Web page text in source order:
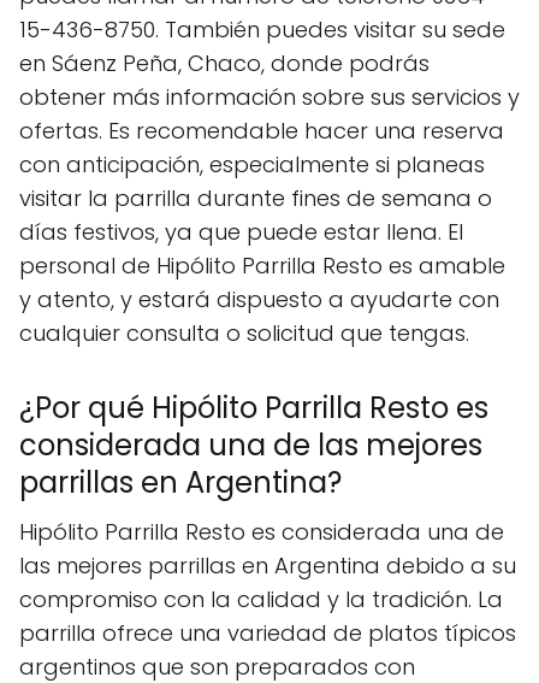
15-436-8750. También puedes visitar su sede
en Sáenz Peña, Chaco, donde podrás
obtener más información sobre sus servicios y
ofertas. Es recomendable hacer una reserva
con anticipación, especialmente si planeas
visitar la parrilla durante fines de semana o
días festivos, ya que puede estar llena. El
personal de Hipólito Parrilla Resto es amable
y atento, y estará dispuesto a ayudarte con
cualquier consulta o solicitud que tengas.
¿Por qué Hipólito Parrilla Resto es
considerada una de las mejores
parrillas en Argentina?
Hipólito Parrilla Resto es considerada una de
las mejores parrillas en Argentina debido a su
compromiso con la calidad y la tradición. La
parrilla ofrece una variedad de platos típicos
argentinos que son preparados con